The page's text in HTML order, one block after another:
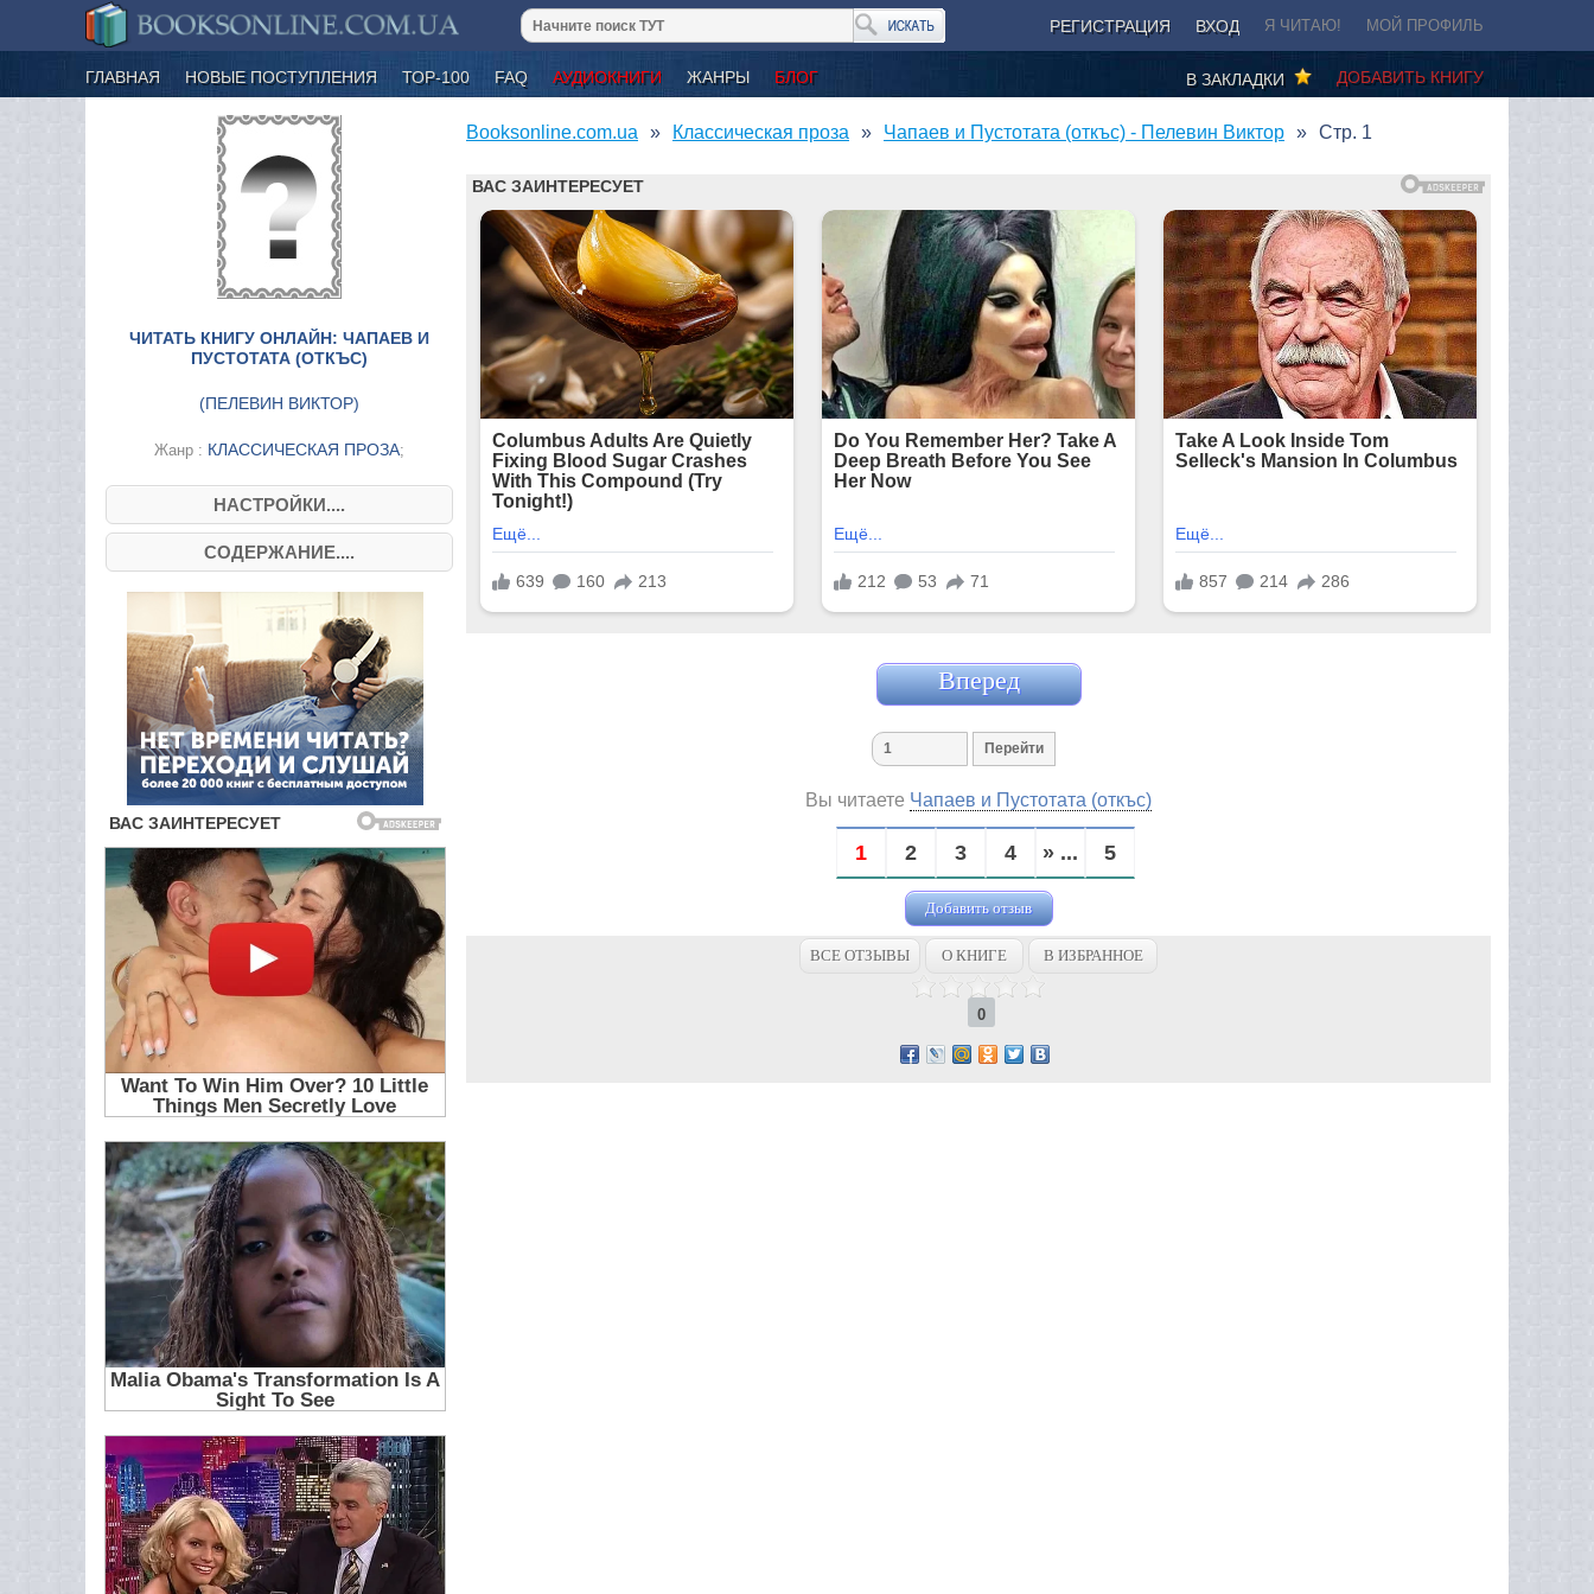
РЕГИСТРАЦИЯ ВХОД Я ЧИТАЮ! МОЙ ПРОФИЛЬ
ГЛАВНАЯ НОВЫЕ ПОСТУПЛЕНИЯ ТОР-100 FAQ АУДИОКНИГИ ЖАНРЫ БЛОГ ДОБАВИТЬ КНИГУ
В ЗАКЛАДКИ
ЧИТАТЬ КНИГУ ОНЛАЙН: ЧАПАЕВ И
ПУСТОТАТА (ОТКЪС)
(ПЕЛЕВИН ВИКТОР)
Жанр : КЛАССИЧЕСКАЯ ПРОЗА;
НАСТРОЙКИ....
СОДЕРЖАНИЕ....
Booksonline.com.ua Классическая проза Чапаев и Пустотата (откъс) - Пелевин Виктор Стр. 1
Вперед
Вы читаете Чапаев и Пустотата (откъс)
1 2 3 4 » ... 5
Добавить отзыв
ВСЕ ОТЗЫВЫ О КНИГЕ В ИЗБРАННОЕ
0